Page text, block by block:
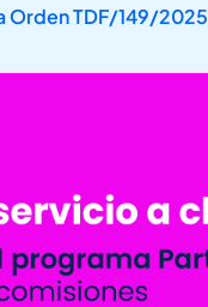
Orden TDF/149/2025